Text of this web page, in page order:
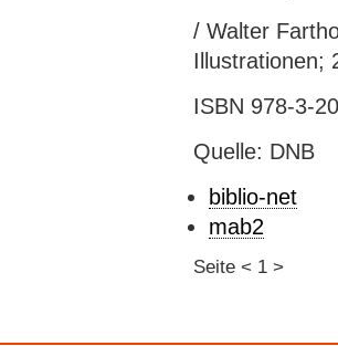
/ Walter
Illustrationen;
ISBN 978-3-
Quelle: DNB
biblio-net
mab2
Seite < 1 >